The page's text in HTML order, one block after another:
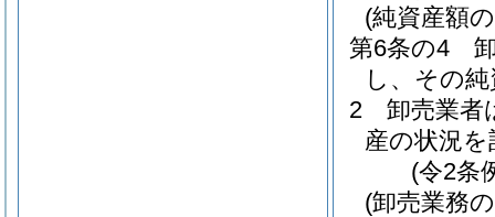
(純資産額
第6条の4
し、その
2
卸売業者
産の状況
(令2条
(卸売業務